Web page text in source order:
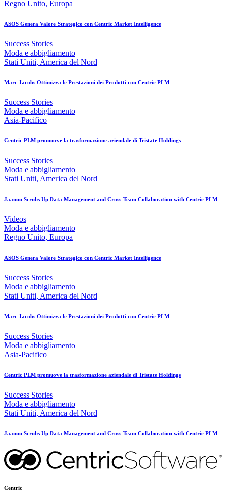
Regno Unito, Europa
ASOS Genera Valore Strategico con Centric Market Intelligence
Success Stories
Moda e abbigliamento
Stati Uniti, America del Nord
Marc Jacobs Ottimizza le Prestazioni dei Prodotti con Centric PLM
Success Stories
Moda e abbigliamento
Asia-Pacifico
Centric PLM promuove la trasformazione aziendale di Tristate Holdings
Success Stories
Moda e abbigliamento
Stati Uniti, America del Nord
Jaanuu Scrubs Up Data Management and Cross-Team Collaboration with Centric PLM
Videos
Moda e abbigliamento
Regno Unito, Europa
ASOS Genera Valore Strategico con Centric Market Intelligence
Success Stories
Moda e abbigliamento
Stati Uniti, America del Nord
Marc Jacobs Ottimizza le Prestazioni dei Prodotti con Centric PLM
Success Stories
Moda e abbigliamento
Asia-Pacifico
Centric PLM promuove la trasformazione aziendale di Tristate Holdings
Success Stories
Moda e abbigliamento
Stati Uniti, America del Nord
Jaanuu Scrubs Up Data Management and Cross-Team Collaboration with Centric PLM
Centric